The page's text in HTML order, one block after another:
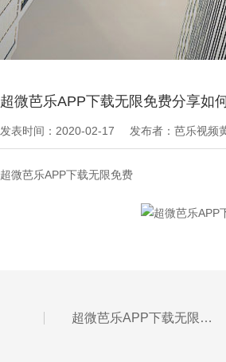
芭乐APP下载无限免费文章>
超微芭乐APP下载无限免费分享如
发表时间：2020-02-17 发布者：芭乐
超微芭乐APP下载无限免费
超微芭乐APP下载无限免费全面升级